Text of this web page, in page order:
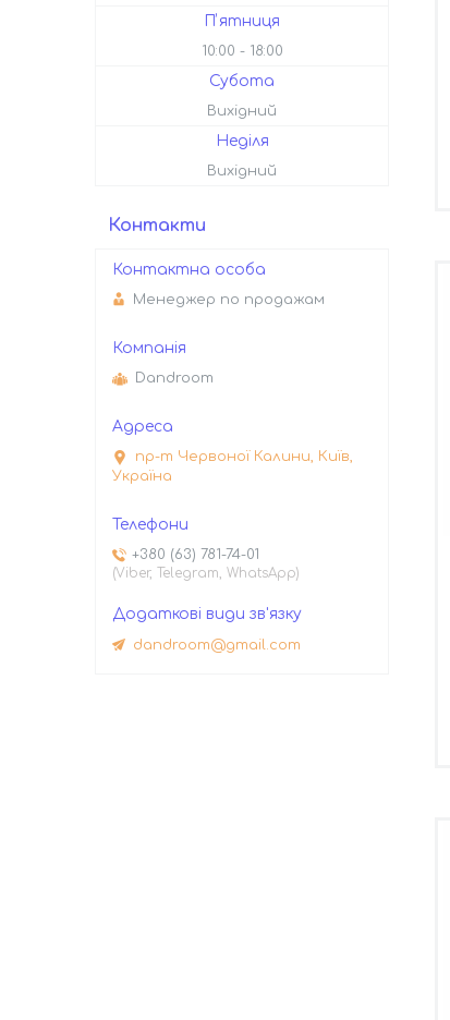
Пʼятниця
10:00 18:00
Субота
Вихідний
Неділя
Вихідний
Контакти
Менеджер по продажам
Dandroom
пр-т Червоної Калини, Київ,
Україна
+380 (63) 781-74-01
(Viber, Telegram, WhatsApp)
dandroom@gmail.com